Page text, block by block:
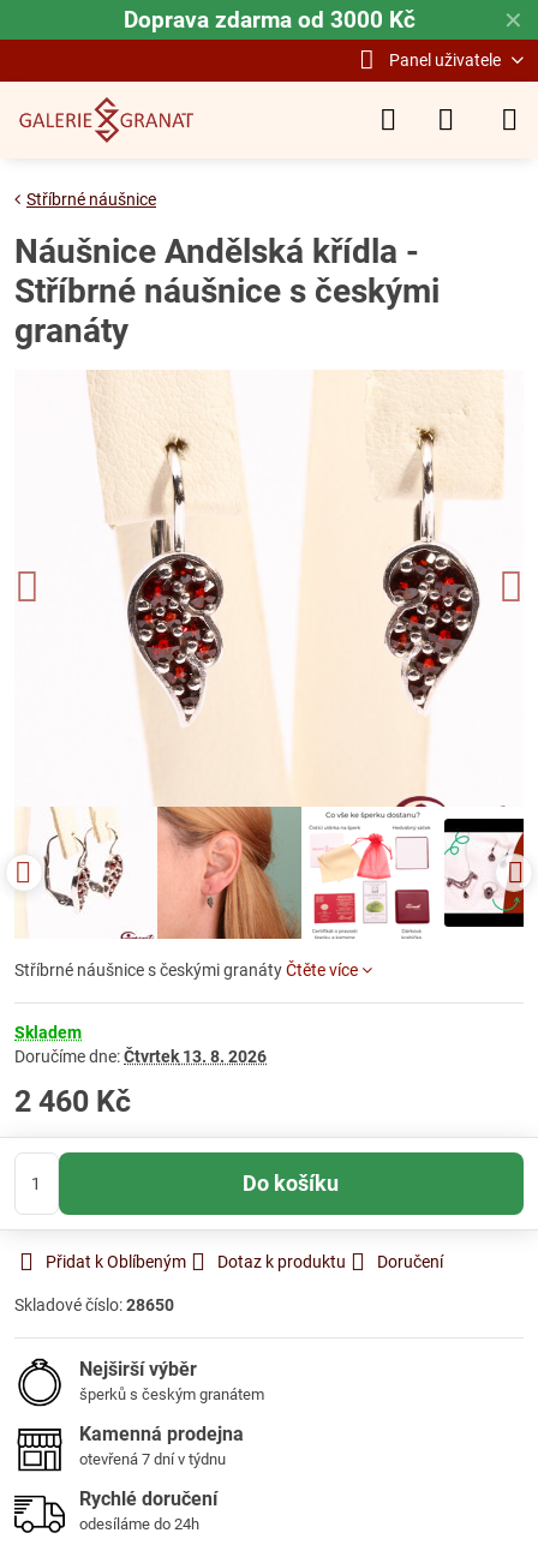
✕
Doprava zdarma od 3000 Kč
Panel uživatele
Stříbrné náušnice
Náušnice Andělská křídla -
Stříbrné náušnice s českými
granáty
Stříbrné náušnice s českými granátyČtěte více
Skladem
Doručíme dne:Čtvrtek 13. 8. 2026
2 460 Kč
Do košíku
Přidat k Oblíbeným Dotaz k produktu Doručení
Skladové číslo:28650
Nejširší výběr
šperků s českým granátem
Kamenná prodejna
otevřená 7 dní v týdnu
Rychlé doručení
odesíláme do 24h